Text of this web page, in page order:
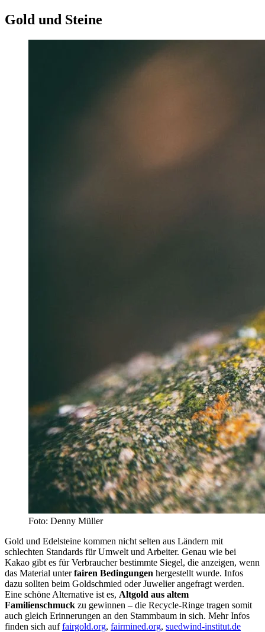
Gold und Steine
Foto: Denny Müller
Gold und Edelsteine kommen nicht selten aus Ländern mit
schlechten Standards für Umwelt und Arbeiter. Genau wie bei
Kakao gibt es für Verbraucher bestimmte Siegel, die anzeigen, wenn
das Material unterfairen Bedingungen hergestellt wurde. Infos
dazu sollten beim Goldschmied oder Juwelier angefragt werden.
Eine schöne Alternative ist es, Altgold aus altem
Familienschmuck zu gewinnen – die Recycle-Ringe tragen somit
auch gleich Erinnerungen an den Stammbaum in sich. Mehr Infos
finden sich auffairgold.org, fairmined.org, suedwind-institut.de